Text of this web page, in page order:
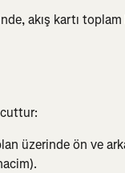
akış kartı
üzerinde ön ve